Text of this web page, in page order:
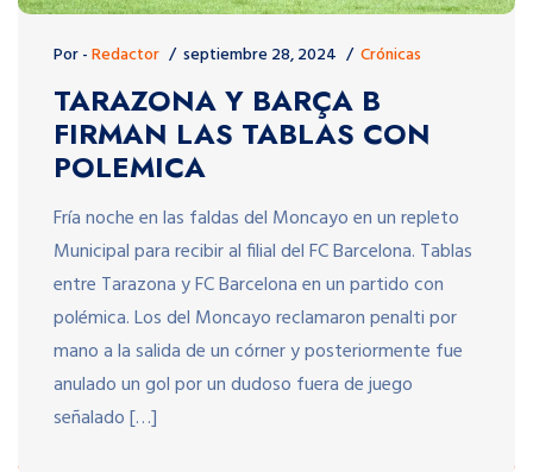
Por -Redactor septiembre 28, 2024 Crónicas
TARAZONA Y BARÇA B
FIRMAN LAS TABLAS CON
POLEMICA
Fría noche en las faldas del Moncayo en un repleto
Municipal para recibir al filial del FC Barcelona. Tablas
entre Tarazona y FC Barcelona en un partido con
polémica. Los del Moncayo reclamaron penalti por
mano a la salida de un córner y posteriormente fue
anulado un gol por un dudoso fuera de juego
señalado […]